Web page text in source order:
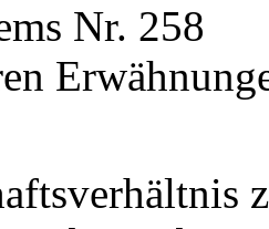
Nr. 258